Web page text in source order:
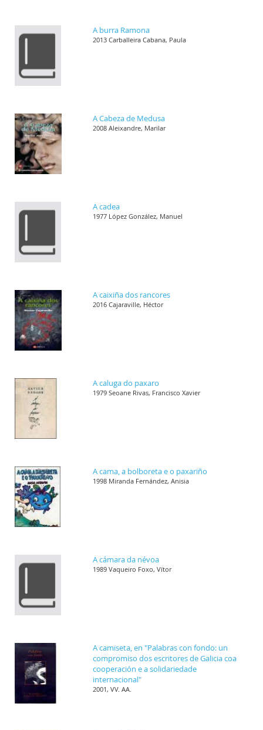
A burra Ramona
2013 Carballeira Cabana, Paula
A Cabeza de Medusa
2008 Aleixandre, Marilar
A cadea
1977 López González, Manuel
A caixiña dos rancores
2016 Cajaraville, Héctor
A caluga do paxaro
1979 Seoane Rivas, Francisco Xavier
A cama, a bolboreta e o paxariño
1998 Miranda Fernández, Anisia
A cámara da névoa
1989 Vaqueiro Foxo, Vítor
A camiseta, en "Palabras con fondo: un
compromiso dos escritores de Galicia coa
cooperación e a solidariedade
internacional"
2001, VV. AA.